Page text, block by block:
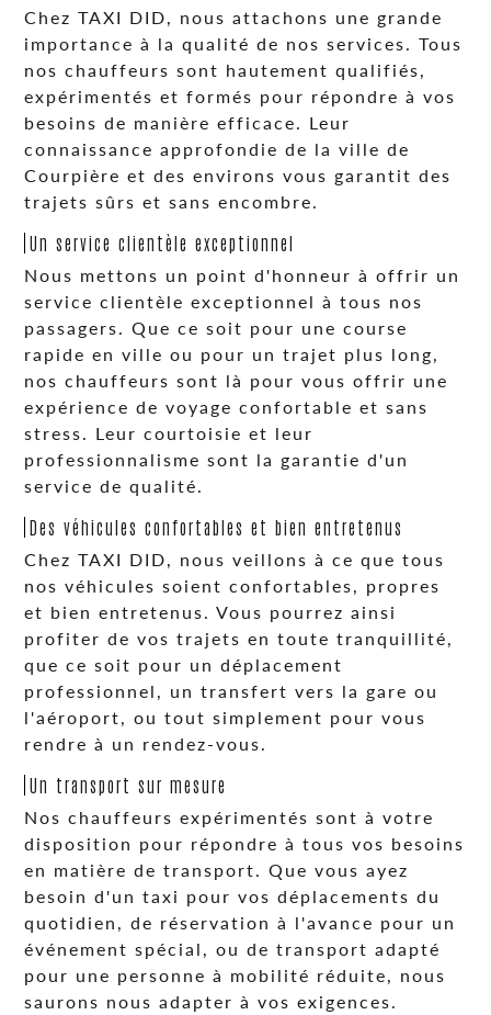
Chez TAXI DID, nous attachons une grande
importance à la qualité de nos services. Tous
nos chauffeurs sont hautement qualifiés,
expérimentés et formés pour répondre à vos
besoins de manière efficace. Leur
connaissance approfondie de la ville de
Courpière et des environs vous garantit des
trajets sûrs et sans encombre.
Un service clientèle exceptionnel
Nous mettons un point d'honneur à offrir un
service clientèle exceptionnel à tous nos
passagers. Que ce soit pour une course
rapide en ville ou pour un trajet plus long,
nos chauffeurs sont là pour vous offrir une
expérience de voyage confortable et sans
stress. Leur courtoisie et leur
professionnalisme sont la garantie d'un
service de qualité.
Des véhicules confortables et bien entretenus
Chez TAXI DID, nous veillons à ce que tous
nos véhicules soient confortables, propres
et bien entretenus. Vous pourrez ainsi
profiter de vos trajets en toute tranquillité,
que ce soit pour un déplacement
professionnel, un transfert vers la gare ou
l'aéroport, ou tout simplement pour vous
rendre à un rendez-vous.
Un transport sur mesure
Nos chauffeurs expérimentés sont à votre
disposition pour répondre à tous vos besoins
en matière de transport. Que vous ayez
besoin d'un taxi pour vos déplacements du
quotidien, de réservation à l'avance pour un
événement spécial, ou de transport adapté
pour une personne à mobilité réduite, nous
saurons nous adapter à vos exigences.